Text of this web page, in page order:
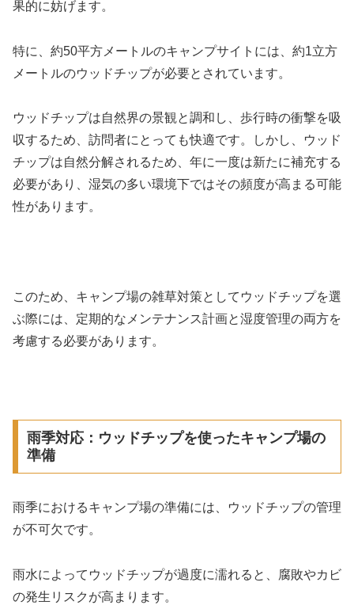
果的に妨げます。
特に、約50平方メートルのキャンプサイトには、約1立方
メートルのウッドチップが必要とされています。
ウッドチップは自然界の景観と調和し、歩行時の衝撃を吸
収するため、訪問者にとっても快適です。しかし、ウッド
チップは自然分解されるため、年に一度は新たに補充する
必要があり、湿気の多い環境下ではその頻度が高まる可能
性があります。
このため、キャンプ場の雑草対策としてウッドチップを選
ぶ際には、定期的なメンテナンス計画と湿度管理の両方を
考慮する必要があります。
雨季対応：ウッドチップを使ったキャンプ場の
準備
雨季におけるキャンプ場の準備には、ウッドチップの管理
が不可欠です。
雨水によってウッドチップが過度に濡れると、腐敗やカビ
の発生リスクが高まります。